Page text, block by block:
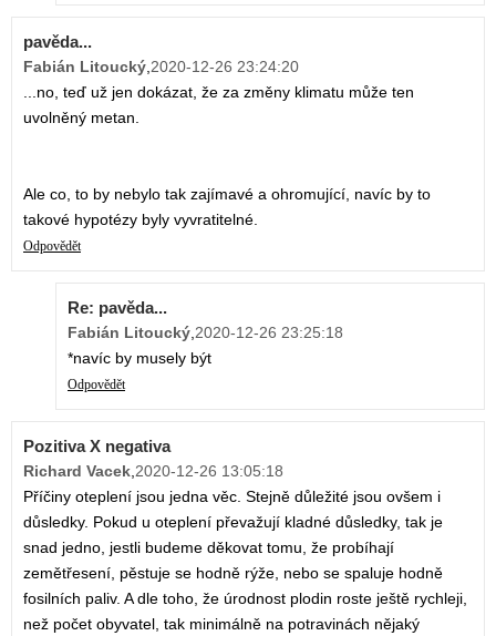
pavěda...
Fabián Litoucký 2020-12-26 23:24:20
...no, teď už jen dokázat, že za změny klimatu může ten
uvolněný metan.
Ale co, to by nebylo tak zajímavé a ohromující, navíc by to
takové hypotézy byly vyvratitelné.
Odpovědět
Re: pavěda...
Fabián Litoucký 2020-12-26 23:25:18
*navíc by musely být
Odpovědět
Pozitiva X negativa
Richard Vacek 2020-12-26 13:05:18
Příčiny oteplení jsou jedna věc. Stejně důležité jsou ovšem i
důsledky. Pokud u oteplení převažují kladné důsledky, tak je
snad jedno, jestli budeme děkovat tomu, že probíhají
zemětřesení, pěstuje se hodně rýže, nebo se spaluje hodně
fosilních paliv. A dle toho, že úrodnost plodin roste ještě rychleji,
než počet obyvatel, tak minimálně na potravinách nějaký